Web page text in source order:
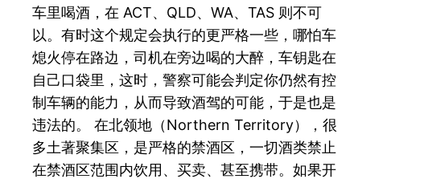
车里喝酒，在 ACT、QLD、WA、TAS 则不可
以。有时这个规定会执行的更严格一些，哪怕车
熄火停在路边，司机在旁边喝的大醉，车钥匙在
自己口袋里，这时，警察可能会判定你仍然有控
制车辆的能力，从而导致酒驾的可能，于是也是
违法的。 在北领地（Northern Territory），很
多土著聚集区，是严格的禁酒区，一切酒类禁止
在禁酒区范围内饮用、买卖、甚至携带。如果开